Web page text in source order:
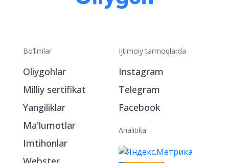
Bo‘limlar
Oliygohlar
Ijtimoiy tarmoqlarda
Telegram
Facebook